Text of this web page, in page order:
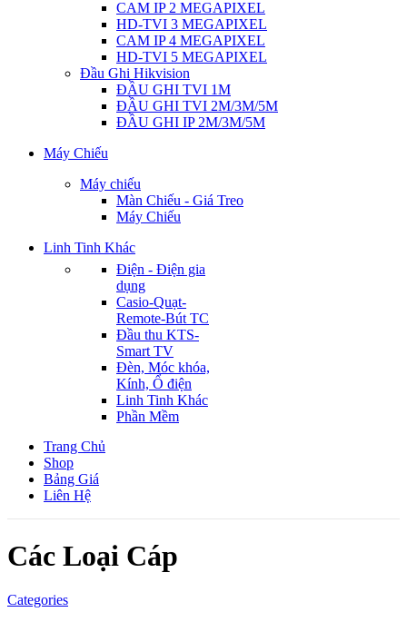
CAM IP 2 MEGAPIXEL
HD-TVI 3 MEGAPIXEL
CAM IP 4 MEGAPIXEL
HD-TVI 5 MEGAPIXEL
Đầu Ghi Hikvision
ĐẦU GHI TVI 1M
ĐẦU GHI TVI 2M/3M/5M
ĐẦU GHI IP 2M/3M/5M
Máy Chiếu
Máy chiếu
Màn Chiếu - Giá Treo
Máy Chiếu
Linh Tinh Khác
Điện - Điện gia
dụng
Casio-Quạt-
Remote-Bút TC
Đầu thu KTS-
Smart TV
Đèn, Móc khóa,
Kính, Ổ điện
Linh Tinh Khác
Phần Mềm
Trang Chủ
Shop
Bảng Giá
Liên Hệ
Các Loại Cáp
Categories